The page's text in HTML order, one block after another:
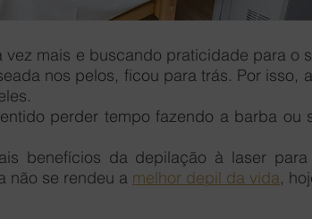
mais e buscando praticidade para o
nos pelos, ficou para trás. Por isso,
perder tempo fazendo a barba ou
benefícios da depilação à laser para
não se rendeu a melhor depil da vida,